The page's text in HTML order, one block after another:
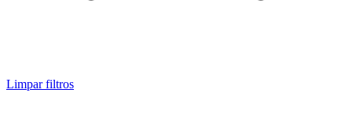
Limpar filtros